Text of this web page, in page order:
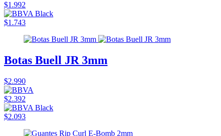
$1.992
$1.743
Botas Buell JR 3mm
$2.990
$2.392
$2.093